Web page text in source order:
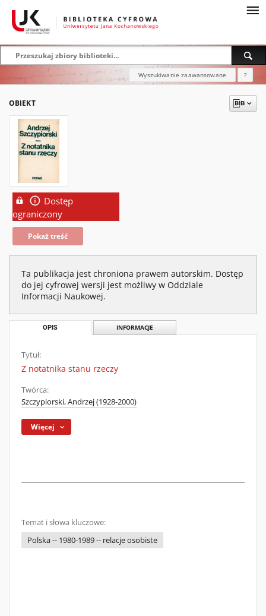
Wyszukiwanie zaawansowane ?
OBIEKT
Dostęp
ograniczony
Pokaż treść
Ta publikacja jest chroniona prawem autorskim. Dostęp
do jej cyfrowej wersji jest możliwy w Oddziale
Informacji Naukowej.
OPIS INFORMACJE
Tytuł:
Z notatnika stanu rzeczy
Twórca:
Szczypiorski, Andrzej (1928-2000)
Więcej
Temat i słowa kluczowe:
Polska -- 1980-1989 -- relacje osobiste